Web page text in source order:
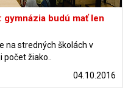
gymnázia budú mať len
na stredných školách v
žiako..
04.10.2016